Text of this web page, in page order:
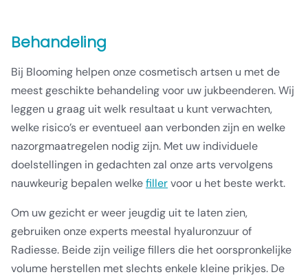
Behandeling
Bij Blooming helpen onze cosmetisch artsen u met de
meest geschikte behandelingvoor uw jukbeenderen. Wij
leggen u graag uit welk resultaat u kunt verwachten,
welke risico’s er eventueel aan verbonden zijn en welke
nazorgmaatregelen nodig zijn. Met uw individuele
doelstellingen in gedachten zal onze arts vervolgens
nauwkeurig bepalenwelkefillervoor u het beste werkt.
Om uw gezicht er weer jeugdig uit te laten zien,
gebruiken onze experts meestal hyaluronzuur of
Radiesse. Beide zijn veilige fillers die het oorspronkelijke
volume herstellen met slechts enkele kleine prikjes. De